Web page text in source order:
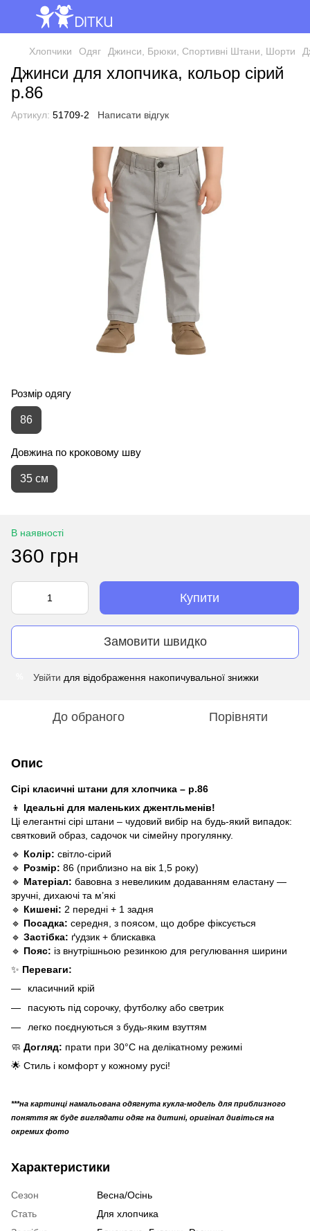
Хлопчики Одяг Джинси, Брюки, Спортивні Штани, Шорти
Джинси для хлопчика, кольор сірий
р.86
Артикул: 51709-2 Написати відгук
Розмір одягу
86
Довжина по кроковому шву
35 см
В наявності
360 грн
Купити
Замовити швидко
Увійти для відображення накопичувальної знижки
До обраного Порівняти
Опис
Сірі класичні штани для хлопчика – р.86
👦 Ідеальні для маленьких джентльменів!
Ці елегантні сірі штани – чудовий вибір на будь-який випадок:
святковий образ, садочок чи сімейну прогулянку.
🔹 Колір: світло-сірий
🔹 Розмір: 86 (приблизно на вік 1,5 року)
🔹 Матеріал: бавовна з невеликим додаванням еластану —
зручні, дихаючі та м’які
🔹 Кишені: 2 передні + 1 задня
🔹 Посадка: середня, з поясом, що добре фіксується
🔹 Застібка: ґудзик + блискавка
🔹 Пояс: із внутрішньою резинкою для регулювання ширини
✨ Переваги:
класичний крій
пасують під сорочку, футболку або светрик
легко поєднуються з будь-яким взуттям
🧼 Догляд: прати при 30°C на делікатному режимі
🌟 Стиль і комфорт у кожному русі!
***на картинці намальована одягнута кукла-модель для приблизного
поняття як буде виглядати одяг на дитині, оригінал дивіться на
окремих фото
Характеристики
Сезон
Весна/Осінь
Стать
Для хлопчика